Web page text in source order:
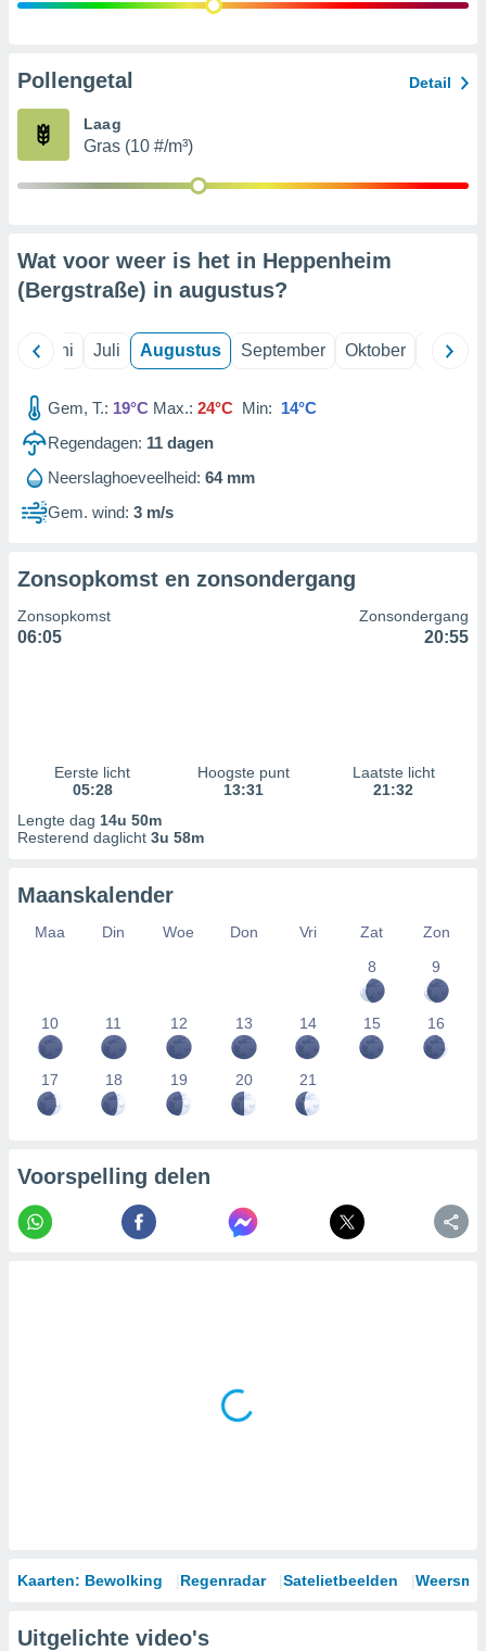
Pollengetal Detail
Laag
Gras (10 #/m³)
Wat voor weer is het in Heppenheim
(Bergstraße) in augustus?
Juni Juli Augustus September Oktober
Gem, T.: 19°C Max.: 24°C Min: 14°C
Regendagen: 11 dagen
Neerslaghoeveelheid: 64 mm
Gem. wind: 3 m/s
Zonsopkomst en zonsondergang
Zonsopkomst
06:05
Zonsondergang
20:55
Eerste licht
05:28
Hoogste punt
13:31
Laatste licht
21:32
Lengte dag 14u 50m
Resterend daglicht 3u 58m
Maanskalender
Maa Din Woe Don Vri Zat
Zon
8
9
10 11 12 13 14 15 16
17 18 19 20 21
Voorspelling delen
Kaarten: Bewolking Regenradar Satelietbeelden
Uitgelichte video's